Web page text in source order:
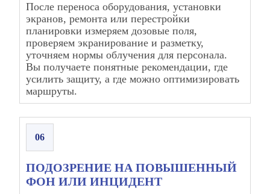
После переноса оборудования, установки
экранов, ремонта или перестройки
планировки измеряем дозовые поля,
проверяем экранирование и разметку,
уточняем нормы облучения для персонала.
Вы получаете понятные рекомендации, где
усилить защиту, а где можно оптимизировать
маршруты.
06
ПОДОЗРЕНИЕ НА ПОВЫШЕННЫЙ
ФОН ИЛИ ИНЦИДЕНТ